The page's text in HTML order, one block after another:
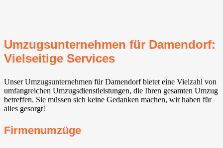
Umzugsunternehmen für Damendorf:
Vielseitige Services
Unser Umzugsunternehmen für Damendorf bietet eine Vielzahl von
umfangreichen Umzugsdienstleistungen, die Ihren gesamten Umzug
betreffen. Sie müssen sich keine Gedanken machen, wir haben für
alles gesorgt!
Firmenumzüge